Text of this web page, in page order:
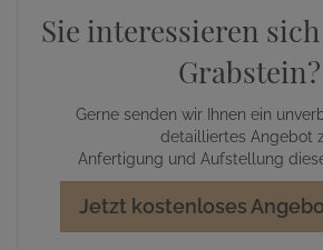
Sie interessieren
Grabstein?
Gerne senden wir Ihnen ein
detailliertes Angebot
Anfertigung und Aufstellung
Jetzt kostenloses